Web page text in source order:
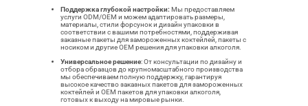
Поддержка глубокой настройки: Мы предоставляем
услуги ODM/OEM и можем адаптировать размеры,
материалы, стили форсунок и дизайн упаковки в
соответствии с вашими потребностями, поддерживая
заказные пакеты для замороженных коктейлей, пакеты с
носиком и другие OEM решения для упаковки алкоголя.
Универсальное решение: От консультации по дизайну и
отбора образцов до крупномасштабного производства
мы обеспечиваем полную поддержку, гарантируя
высокое качество заказных пакетов для замороженных
коктейлей и OEM пакетов для упаковки алкоголя,
готовых к выходу на мировые рынки.